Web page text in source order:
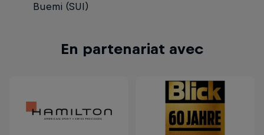
Buemi (SUI)
En partenariat avec